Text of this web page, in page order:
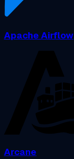
Apache Airflow
Arcane